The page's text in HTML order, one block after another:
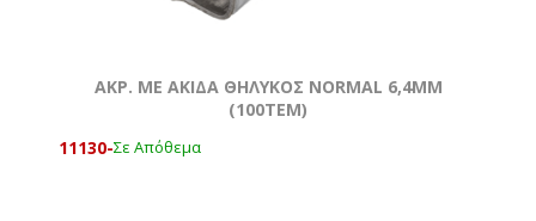
ΑΚΡ. ΜΕ ΑΚΙΔΑ ΘΗΛΥΚΟΣ NORMAL 6,4MM
(100ΤΕΜ)
11130-Σε Απόθεμα